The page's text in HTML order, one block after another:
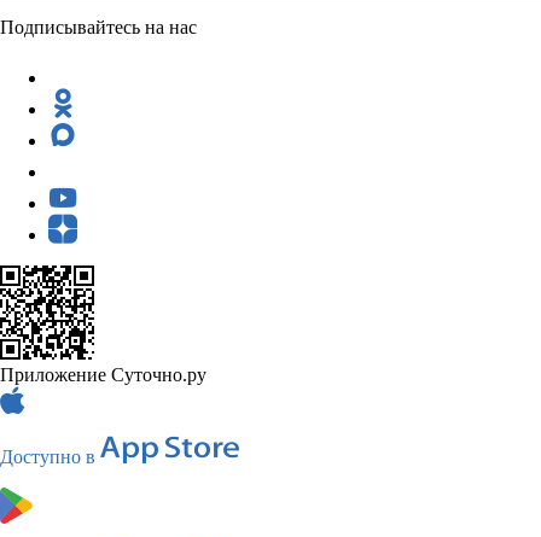
Подписывайтесь на нас
Приложение Суточно.ру
Доступно в